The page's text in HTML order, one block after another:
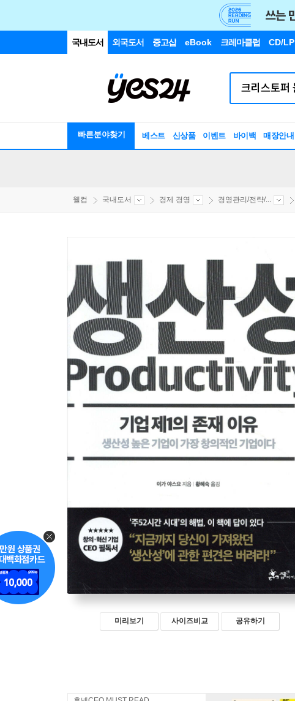
국내도서 외국도서 중고샵 eBook 크레마클럽 CD/LP
빠른분야찾기 베스트 신상품 이벤트 바이백 매장안내
웰컴 국내도서 경제 경영 경영관리/전략/...
미리보기 사이즈비교 공유하기